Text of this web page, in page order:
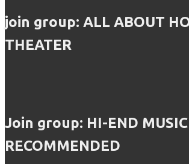
join group: ALL ABOUT
THEATER
Join group: HI-END MUSIC
RECOMMENDED